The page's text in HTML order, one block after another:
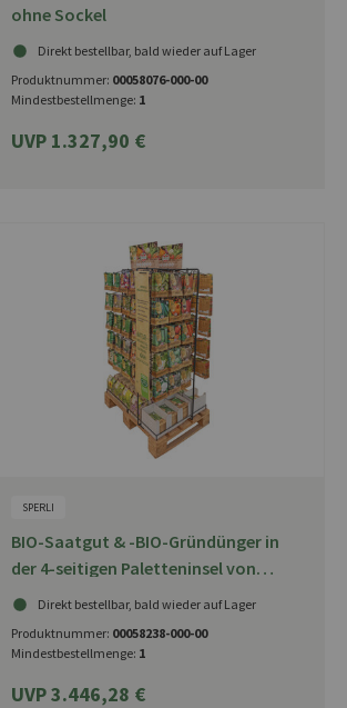
ohne Sockel
Direkt bestellbar, bald wieder auf Lager
Produktnummer: 00058076-000-00
Mindestbestellmenge: 1
UVP 1.327,90 €
SPERLI
BIO-Saatgut & -BIO-Gründünger in
der 4-seitigen Paletteninsel von
SPERLIDirekt bestellbar, bald wieder auf Lager
Produktnummer: 00058238-000-00
Mindestbestellmenge: 1
UVP 3.446,28 €